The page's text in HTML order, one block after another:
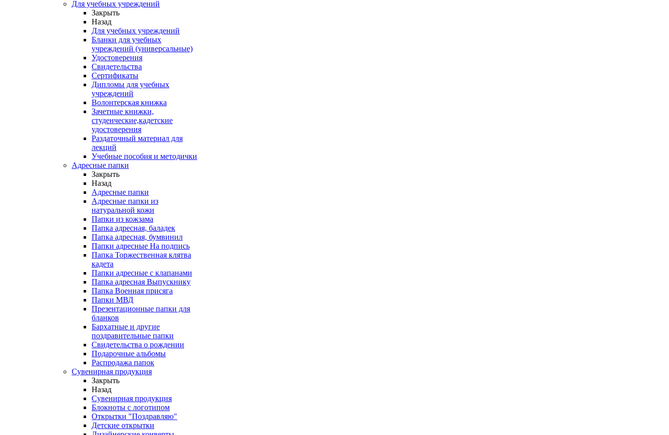
Для учебных учреждений
Закрыть
Назад
Для учебных учреждений
Бланки для учебных
учреждений (универсальные)
Удостоверения
Свидетельства
Сертификаты
Дипломы для учебных
учреждений
Волонтерская книжка
Зачетные книжки,
студенческие,кадетские
удостоверения
Раздаточный материал для
лекций
Учебные пособия и методички
Адресные папки
Закрыть
Назад
Адресные папки
Адресные папки из
натуральной кожи
Папки из кожзама
Папка адресная, баладек
Папка адресная, бумвинил
Папки адресные На подпись
Папка Торжественная клятва
кадета
Папки адресные с клапанами
Папка адресная Выпускнику
Папка Военная присяга
Папки МВД
Презентационные папки для
бланков
Бархатные и другие
поздравительные папки
Свидетельства о рождении
Подарочные альбомы
Распродажа папок
Сувенирная продукция
Закрыть
Назад
Сувенирная продукция
Блокноты с логотипом
Открытки "Поздравляю"
Детские открытки